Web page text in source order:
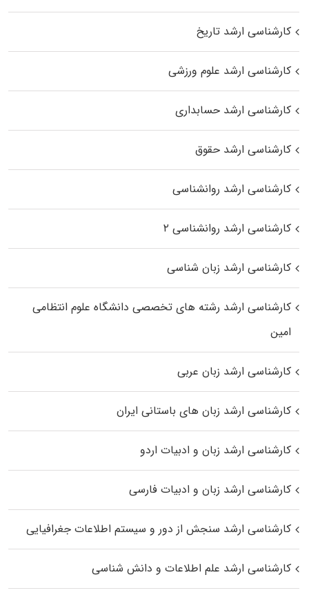
کارشناسی ارشد تاریخ
کارشناسی ارشد علوم ورزشی
کارشناسی ارشد حسابداری
کارشناسی ارشد حقوق
کارشناسی ارشد روانشناسی
کارشناسی ارشد روانشناسی ۲
کارشناسی ارشد زبان شناسی
کارشناسی ارشد رﺷﺘﻪ ﻫﺎی تخصصی داﻧﺸﮕﺎه ﻋﻠﻮم انتظامی
اﻣﻴﻦ
کارشناسی ارشد زبان عربی
کارشناسی ارشد زبان‌ های باستانی ایران
کارشناسی ارشد زبان و ادبیات اردو
کارشناسی ارشد زبان و ادبیات فارسی
کارشناسی ارشد سنجش از دور و سیستم اطلاعات جغرافیایی
کارشناسی ارشد علم اطلاعات و دانش شناسی